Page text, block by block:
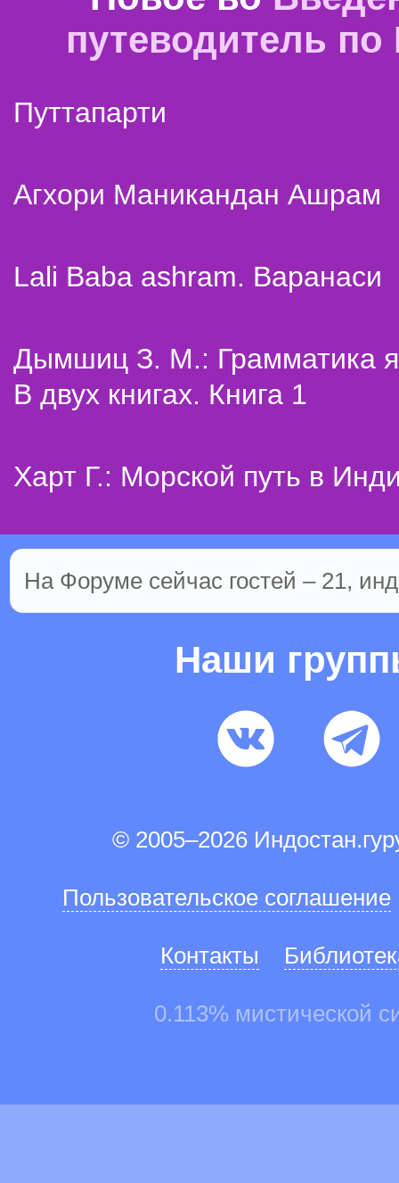
путеводитель
Путтапарти
Агхори Маникандан Ашрам
Lali Baba ashram. Варанаси
Дымшиц З. М.: Грамматика
В двух книгах. Книга 1
Харт Г.: Морской путь в
На Форуме сейчас гостей – 21,
Наши
© 2005–2026
Пользовательское соглашение
Контакты
0.113% мистической